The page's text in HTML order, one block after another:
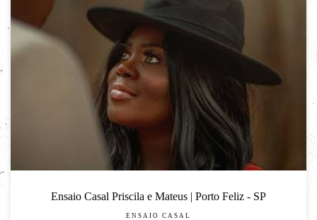
Ensaio Casal Priscila e Mateus | Porto Feliz - SP
ENSAIO CASAL